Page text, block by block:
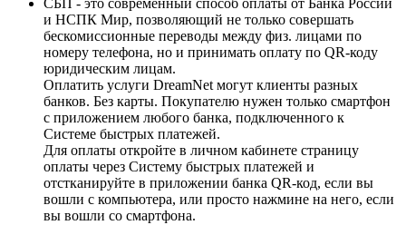
СБП - это современный способ оплаты от Банка России
и НСПК Мир, позволяющий не только совершать
бескомиссионные переводы между физ. лицами по
номеру телефона, но и принимать оплату по QR-коду
юридическим лицам.
Оплатить услуги DreamNet могут клиенты разных
банков. Без карты. Покупателю нужен только смартфон
с приложением любого банка, подключенного к
Системе быстрых платежей.
Для оплаты откройте в личном кабинете страницу
оплаты через Систему быстрых платежей и
отстканируйте в приложении банка QR-код, если вы
вошли с компьютера, или просто нажмине на него, если
вы вошли со смартфона.